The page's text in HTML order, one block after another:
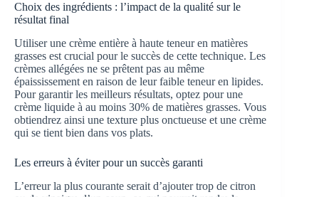
Choix des ingrédients : l’impact de la qualité sur le
résultat final
Utiliser une crème entière à haute teneur en matières
grasses est crucial pour le succès de cette technique. Les
crèmes allégées ne se prêtent pas au même
épaississement en raison de leur faible teneur en lipides.
Pour garantir les meilleurs résultats, optez pour une
crème liquide à au moins 30% de matières grasses. Vous
obtiendrez ainsi une texture plus onctueuse et une crème
qui se tient bien dans vos plats.
Les erreurs à éviter pour un succès garanti
L’erreur la plus courante serait d’ajouter trop de citron